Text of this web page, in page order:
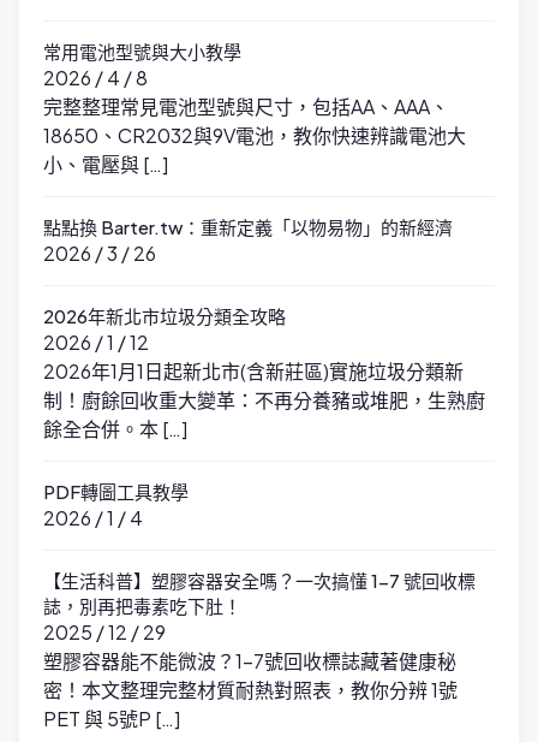
常用電池型號與大小教學
2026 / 4 / 8
完整整理常見電池型號與尺寸，包括AA、AAA、
18650、CR2032與9V電池，教你快速辨識電池大
小、電壓與 […]
點點換 Barter.tw：重新定義「以物易物」的新經濟
2026 / 3 / 26
2026年新北市垃圾分類全攻略
2026 / 1 / 12
2026年1月1日起新北市(含新莊區)實施垃圾分類新
制！廚餘回收重大變革：不再分養豬或堆肥，生熟廚
餘全合併。本 […]
PDF轉圖工具教學
2026 / 1 / 4
【生活科普】塑膠容器安全嗎？一次搞懂 1-7 號回收標
誌，別再把毒素吃下肚！
2025 / 12 / 29
塑膠容器能不能微波？1-7號回收標誌藏著健康秘
密！本文整理完整材質耐熱對照表，教你分辨 1號
PET 與 5號P […]